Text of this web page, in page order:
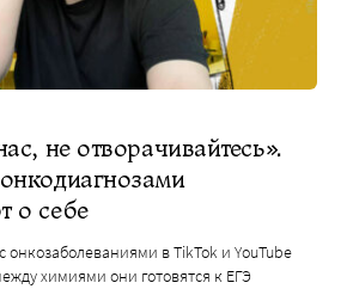
не отворачивайтесь».
о себе
онкозаболеваниями в TikTok и YouTube
химиями они готовятся к ЕГЭ